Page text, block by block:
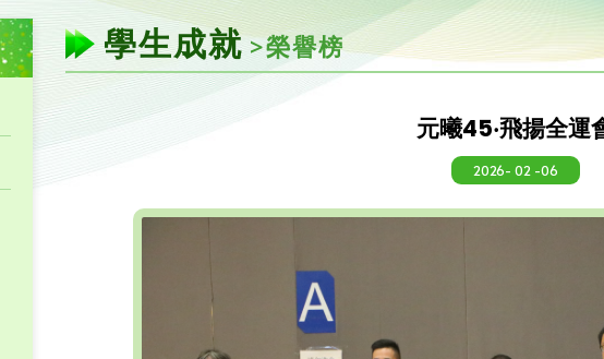
學生成就 >榮譽榜
元曦45‧飛揚全運
2026- 02 -06